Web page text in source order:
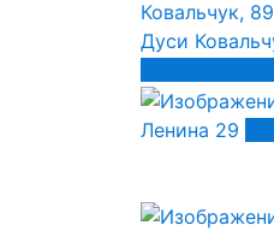
Дуси
Ленина 29